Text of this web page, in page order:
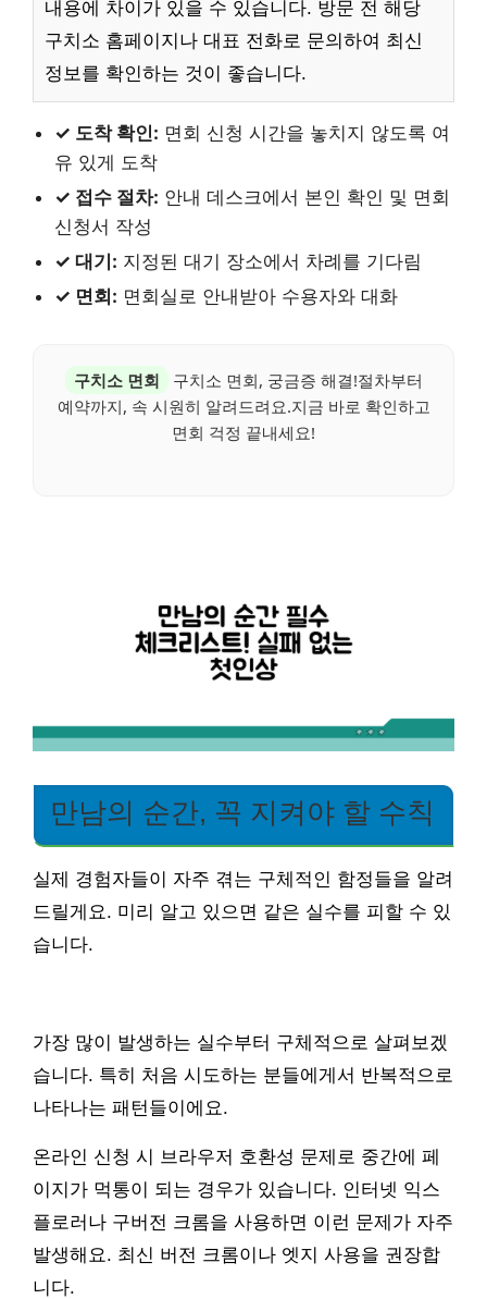
내용에 차이가 있을 수 있습니다. 방문 전 해당
구치소 홈페이지나 대표 전화로 문의하여 최신
정보를 확인하는 것이 좋습니다.
✓ 도착 확인: 면회 신청 시간을 놓치지 않도록 여
유 있게 도착
✓ 접수 절차: 안내 데스크에서 본인 확인 및 면회
신청서 작성
✓ 대기: 지정된 대기 장소에서 차례를 기다림
✓ 면회: 면회실로 안내받아 수용자와 대화
구치소 면회
구치소 면회, 궁금증 해결!절차부터
예약까지, 속 시원히 알려드려요.지금 바로 확인하고
면회 걱정 끝내세요!
만남의 순간, 꼭 지켜야 할 수칙
실제 경험자들이 자주 겪는 구체적인 함정들을 알려
드릴게요. 미리 알고 있으면 같은 실수를 피할 수 있
습니다.
가장 많이 발생하는 실수부터 구체적으로 살펴보겠
습니다. 특히 처음 시도하는 분들에게서 반복적으로
나타나는 패턴들이에요.
온라인 신청 시 브라우저 호환성 문제로 중간에 페
이지가 먹통이 되는 경우가 있습니다. 인터넷 익스
플로러나 구버전 크롬을 사용하면 이런 문제가 자주
발생해요. 최신 버전 크롬이나 엣지 사용을 권장합
니다.